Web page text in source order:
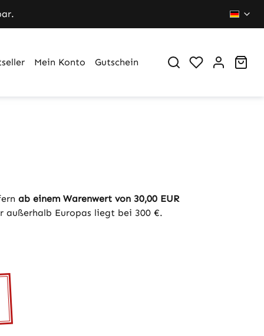
Mein Konto Gutschein Du hast 0
ab einem Warenwert von 30,00 EUR
außerhalb Europas liegt bei 300 €.